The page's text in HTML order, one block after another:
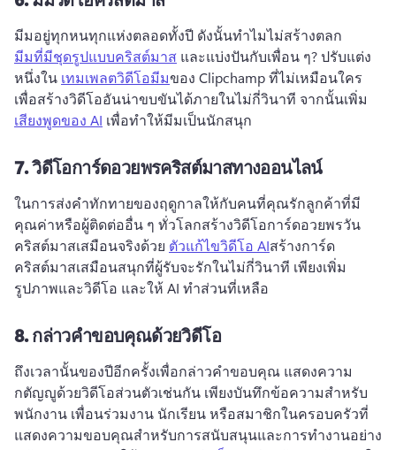
มีมอยู่ทุกหนทุกแห่งตลอดทั้งปี ดังนั้นทําไมไม่สร้างตลก
มีมที่มีชุดรูปแบบคริสต์มาส และแบ่งปันกับเพื่อน ๆ? ปรับแต่ง
หนึ่งใน เทมเพลตวิดีโอมีมของ Clipchamp ที่ไม่เหมือนใคร
เพื่อสร้างวิดีโออันน่าขบขันได้ภายในไม่กี่วินาที จากนั้นเพิ่ม
เสียงพูดของ AI เพื่อทําให้มีมเป็นนักสนุก
7.วิดีโอการ์ดอวยพรคริสต์มาสทางออนไลน์
ในการส่งคําทักทายของฤดูกาลให้กับคนที่คุณรักลูกค้าที่มี
คุณค่าหรือผู้ติดต่ออื่น ๆ ทั่วโลกสร้างวิดีโอการ์ดอวยพรวัน
คริสต์มาสเสมือนจริงด้วย ตัวแก้ไขวิดีโอ AIสร้างการ์ด
คริสต์มาสเสมือนสนุกที่ผู้รับจะรักในไม่กี่วินาที เพียงเพิ่ม
รูปภาพและวิดีโอ และให้ AI ทําส่วนที่เหลือ
8.กล่าวคำขอบคุณด้วยวิดีโอ
ถึงเวลานั้นของปีอีกครั้งเพื่อกล่าวคำขอบคุณ แสดงความ
กตัญญูด้วยวิดีโอส่วนตัวเช่นกัน เพียงบันทึกข้อความสําหรับ
พนักงาน เพื่อนร่วมงาน นักเรียน หรือสมาชิกในครอบครัวที่
แสดงความขอบคุณสําหรับการสนับสนุนและการทํางานอย่าง